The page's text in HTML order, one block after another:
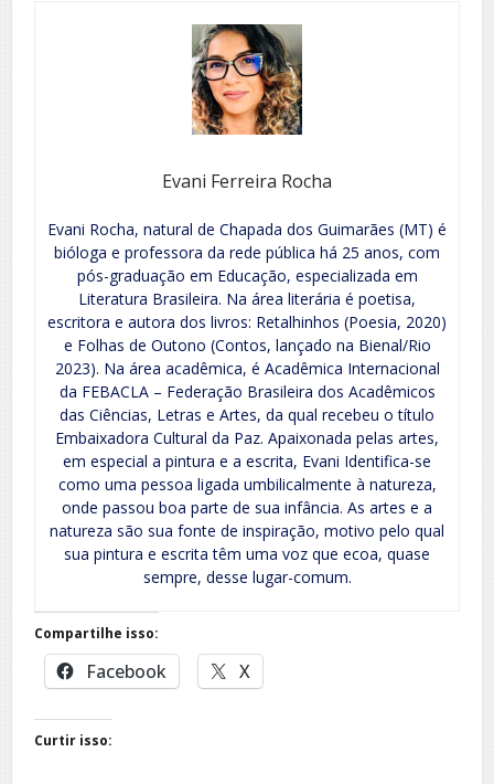
Evani Ferreira Rocha
Evani Rocha, natural de Chapada dos Guimarães (MT) é
bióloga e professora da rede pública há 25 anos, com
pós-graduação em Educação, especializada em
Literatura Brasileira. Na área literária é poetisa,
escritora e autora dos livros: Retalhinhos (Poesia, 2020)
e Folhas de Outono (Contos, lançado na Bienal/Rio
2023). Na área acadêmica, é Acadêmica Internacional
da FEBACLA – Federação Brasileira dos Acadêmicos
das Ciências, Letras e Artes, da qual recebeu o título
Embaixadora Cultural da Paz. Apaixonada pelas artes,
em especial a pintura e a escrita, Evani Identifica-se
como uma pessoa ligada umbilicalmente à natureza,
onde passou boa parte de sua infância. As artes e a
natureza são sua fonte de inspiração, motivo pelo qual
sua pintura e escrita têm uma voz que ecoa, quase
sempre, desse lugar-comum.
Compartilhe isso:
Facebook X
Curtir isso: